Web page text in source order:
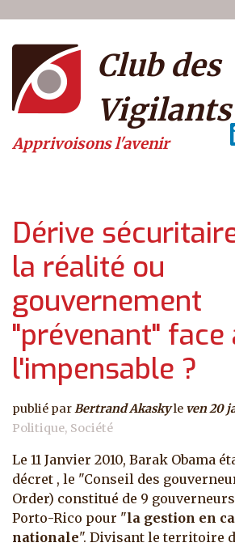
Menu du compte
Club des
Vigilants
Apprivoisons l'avenir
Dérive
la réalité ou
gouvernement
"prévenant" face
l'impensable ?
publié parBertrand Akaskyle ven 20
Politique Société
Le 11 Janvier 2010, Barak Obama
décret , le "Conseil des
Order) constitué de 9
Porto-Rico pour "la gestion en
nationale". Divisant le territoire